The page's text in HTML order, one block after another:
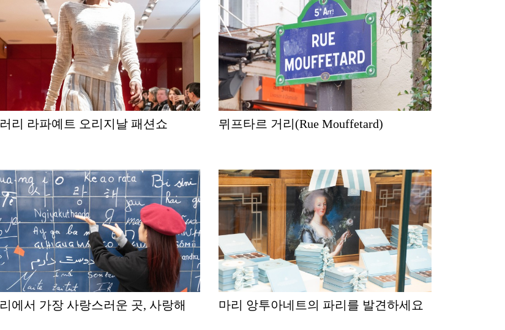
갤러리 라파예트 오리지날 패션쇼 뮈프타르 거리(Rue Mouffetard)
마리 앙투아네트의 파리를 발견하세요